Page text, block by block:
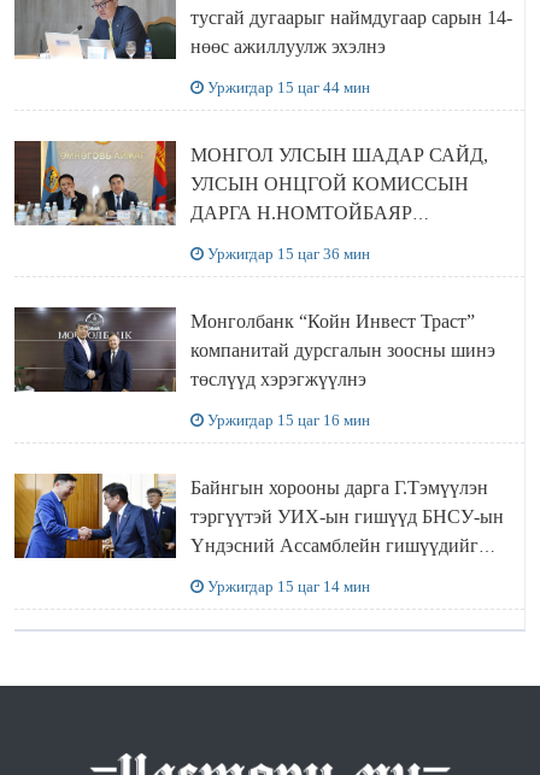
тусгай дугаарыг наймдугаар сарын 14-
нөөс ажиллуулж эхэлнэ
Уржигдар 15 цаг 44 мин
МОНГОЛ УЛСЫН ШАДАР САЙД,
УЛСЫН ОНЦГОЙ КОМИССЫН
ДАРГА Н.НОМТОЙБАЯР
Уржигдар 15 цаг 36 мин
Монголбанк “Койн Инвест Траст”
компанитай дурсгалын зоосны шинэ
төслүүд хэрэгжүүлнэ
Уржигдар 15 цаг 16 мин
Байнгын хорооны дарга Г.Тэмүүлэн
тэргүүтэй УИХ-ын гишүүд БНСУ-ын
Үндэсний Ассамблейн гишүүдийг
Уржигдар 15 цаг 14 мин